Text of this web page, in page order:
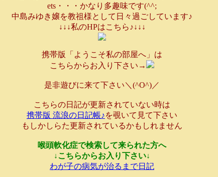
ets・・・かなり多趣味です(^^;
中島みゆき嬢を教祖様として日々過ごしています♪
↓↓↓私のHPはこちら♪↓↓↓
携帯版「ようこそ私の部屋へ」は
こちらからお入り下さい→
是非遊びに来て下さい＼(^O^)／
こちらの日記が更新されていない時は
携帯版 流浪の日記帳♪を覗いて見て下さい
もしかしらた更新されているかもしれません
喉頭軟化症で検索して来られた方へ
↓こちらからお入り下さい↓
わが子の病気が治るまで日記